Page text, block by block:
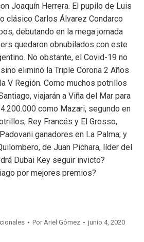
Joaquín Herrera. El pupilo de Luis
clásico Carlos Álvarez Condarco
debutando en la mega jornada
quedaron obnubilados con este
No obstante, el Covid-19 no
eliminó la Triple Corona 2 Años
V Región. Como muchos potrillos
viajarán a Viña del Mar para
como Mazari, segundo en
Rey Francés y El Grosso,
ganadores en La Palma; y
de Juan Pichara, líder del
Dubai Key seguir invicto?
por mejores premios?
Por Ariel Gómez junio 4, 2020